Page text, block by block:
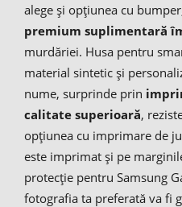
alege și opțiunea cu
premium suplimentară
murdăriei. Husa pentru
material sintetic și
nume, surprinde prin
calitate superioară,
opțiunea cu imprimare de
este imprimat și pe
protecție pentru Samsung
fotografia ta preferată va fi